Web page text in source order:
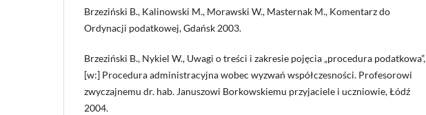
Brzeziński B., Kalinowski M., Morawski W., Masternak M., Komentarz do
Ordynacji podatkowej, Gdańsk 2003.
Brzeziński B., Nykiel W., Uwagi o treści i zakresie pojęcia „procedura podatkowa”,
[w:] Procedura administracyjna wobec wyzwań współczesności. Profesorowi
zwyczajnemu dr. hab. Januszowi Borkowskiemu przyjaciele i uczniowie, Łódź
2004.